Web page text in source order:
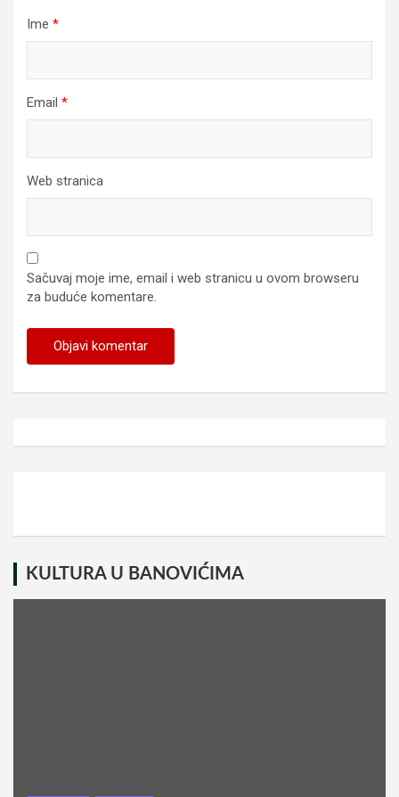
Ime *
Email *
Web stranica
Sačuvaj moje ime, email i web stranicu u ovom browseru
za buduće komentare.
KULTURA U BANOVIĆIMA